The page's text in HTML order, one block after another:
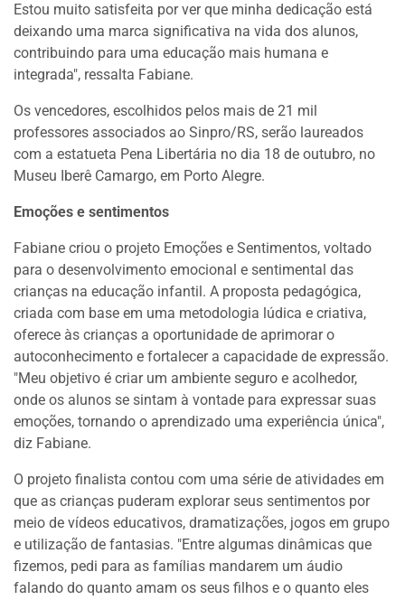
Estou muito satisfeita por ver que minha dedicação está
deixando uma marca significativa na vida dos alunos,
contribuindo para uma educação mais humana e
integrada", ressalta Fabiane.
Os vencedores, escolhidos pelos mais de 21 mil
professores associados ao Sinpro/RS, serão laureados
com a estatueta Pena Libertária no dia 18 de outubro, no
Museu Iberê Camargo, em Porto Alegre.
Emoções e sentimentos
Fabiane criou o projeto Emoções e Sentimentos, voltado
para o desenvolvimento emocional e sentimental das
crianças na educação infantil. A proposta pedagógica,
criada com base em uma metodologia lúdica e criativa,
oferece às crianças a oportunidade de aprimorar o
autoconhecimento e fortalecer a capacidade de expressão.
"Meu objetivo é criar um ambiente seguro e acolhedor,
onde os alunos se sintam à vontade para expressar suas
emoções, tornando o aprendizado uma experiência única",
diz Fabiane.
O projeto finalista contou com uma série de atividades em
que as crianças puderam explorar seus sentimentos por
meio de vídeos educativos, dramatizações, jogos em grupo
e utilização de fantasias. "Entre algumas dinâmicas que
fizemos, pedi para as famílias mandarem um áudio
falando do quanto amam os seus filhos e o quanto eles